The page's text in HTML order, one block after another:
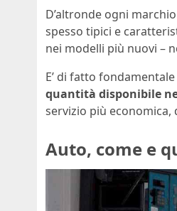
D’altronde ogni
spesso tipici e
nei modelli più nuovi –
E’ di fatto
quantità disponibile
servizio più
Auto, come e